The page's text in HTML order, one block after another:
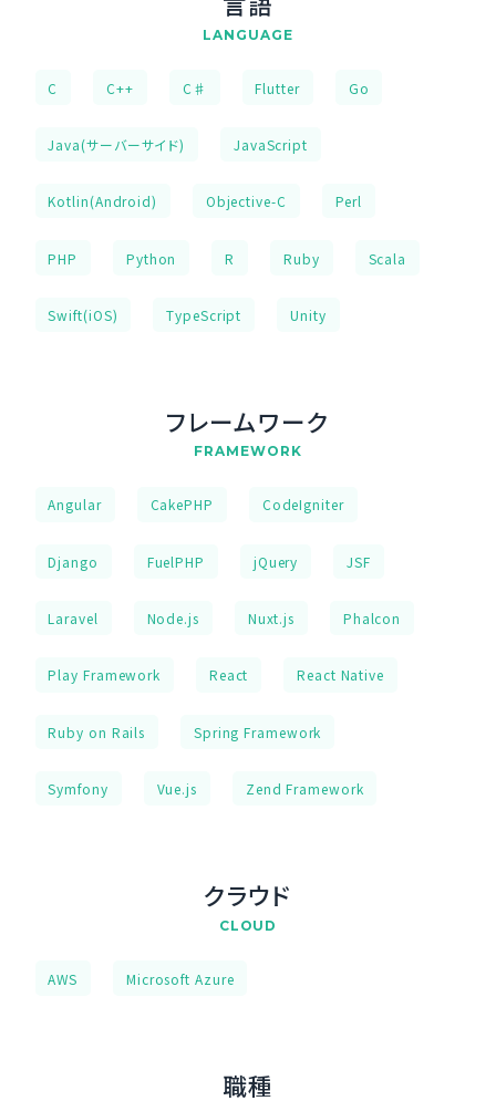
LANGUAGE
C C++ C♯ Flutter Go
Java(サーバーサイド) JavaScript
Kotlin(Android) Objective-C Perl
PHP Python R Ruby Scala
Swift(iOS) TypeScript Unity
フレームワーク
FRAMEWORK
Angular CakePHP CodeIgniter
Django FuelPHP jQuery JSF
Laravel Node.js Nuxt.js Phalcon
Play Framework React React Native
Ruby on Rails Spring Framework
Symfony Vue.js Zend Framework
クラウド
CLOUD
AWS Microsoft Azure
職種